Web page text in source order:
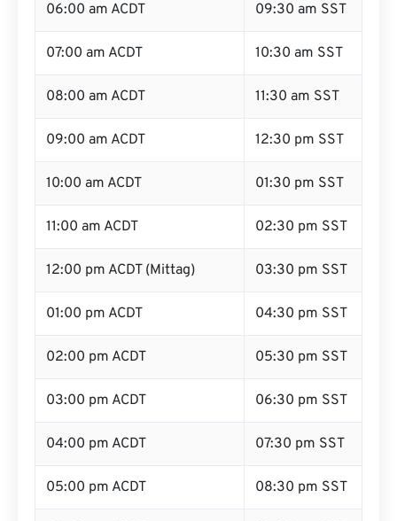
06:00 am ACDT 09:30 am SST
07:00 am ACDT 10:30 am SST
08:00 am ACDT 11:30 am SST
09:00 am ACDT 12:30 pm SST
10:00 am ACDT 01:30 pm SST
11:00 am ACDT 02:30 pm SST
12:00 pm ACDT (Mittag) 03:30 pm SST
01:00 pm ACDT 04:30 pm SST
02:00 pm ACDT 05:30 pm SST
03:00 pm ACDT 06:30 pm SST
04:00 pm ACDT 07:30 pm SST
05:00 pm ACDT 08:30 pm SST